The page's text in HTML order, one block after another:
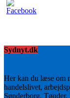
Sydnyt.dk
Her kan du læse om
handelslivet,
Sønderborg,